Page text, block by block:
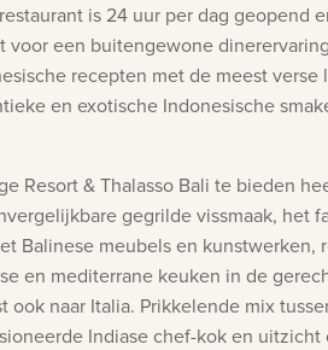
is 24 uur per dag geopend
een buitengewone
recepten met de meest
en exotische Indonesische
Resort & Thalasso Bali te bieden
gegrilde vissmaak, het
Balinese meubels en
en mediterrane keuken in de
naar Italia. Prikkelende mix
Indiase chef-kok en